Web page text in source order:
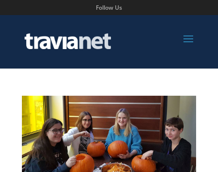
Follow Us